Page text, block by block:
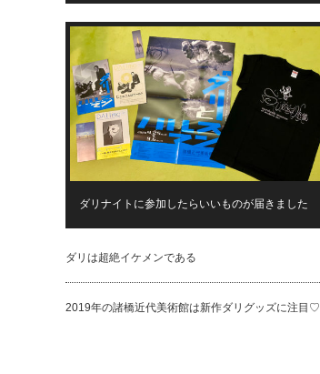
ダリナイトに参加したらいいものが届きました
ダリは超絶イケメンである
2019年の諸橋近代美術館は新作ダリグッズに注目♡